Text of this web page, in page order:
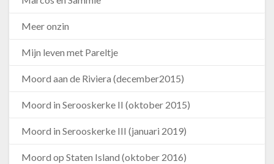
Meer onzin
Mijn leven met Pareltje
Moord aan de Riviera (december2015)
Moord in Serooskerke II (oktober 2015)
Moord in Serooskerke III (januari 2019)
Moord op Staten Island (oktober 2016)